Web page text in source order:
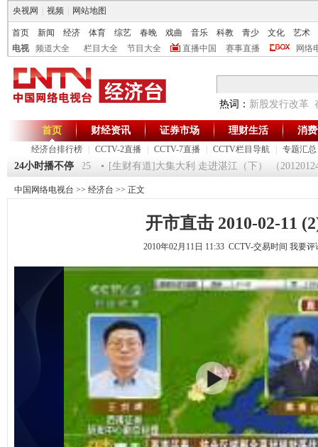
央视网 视频 网站地图
首页 新闻 经济 体育 综艺 春晚 戏曲 音乐 科教 青少 文化
艺术
电视
频道大全 栏目大全 节目大全 直播中国 赛事直播 网络
热词： 新股发行改革
首页
经济台排行榜 CCTV-2直播 CCTV-7直播 CCTV栏目导航 专题汇总
财经资讯 证券市场 理财生活 消
24小时播不停
时间》 20120125 [生财有道]大集大利 走进湛江（下） （20120124
中国网络电视台 >> 经济台 >> 正文
开市直击 2010-02-11
2010年02月11日 11:33 CCTV-交易时间 我要评